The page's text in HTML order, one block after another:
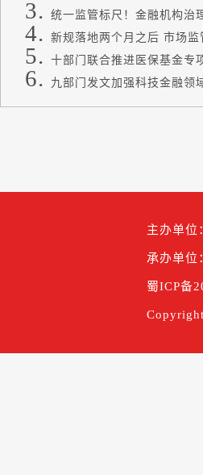
统一监管标尺！金融机构治
新规落地两个月之后 市场监
十部门联合推进医保基金专
九部门发文加强科技金融领
主办单位
承办单位
蜀ICP备